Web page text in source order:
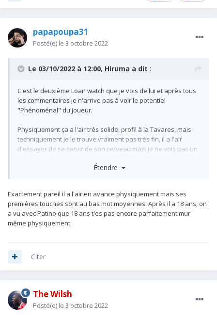
papapoupa31
Posté(e) le 3 octobre 2022
Le 03/10/2022 à 12:00, Hiruma a dit :
C'est le deuxième Loan watch que je vois de lui et après tous
les commentaires je n'arrive pas à voir le potentiel
"Phénoménal" du joueur.
Physiquement ça a l'air très solide, profil à la Tavares, mais
techniquement je le trouve vraiment pas très fin, il a l'air
d'essayer de se servir de son cerveau mais je ne vois pas un
remplacement de Cédric mais difficilement plus haut
Étendre
Exactement pareil il a l'air en avance physiquement mais ses
premières touches sont au bas mot moyennes. Après il a 18 ans, on
a vu avec Patino que 18 ans t'es pas encore parfaitement mur
même physiquement.
Citer
The Wilsh
Posté(e) le 3 octobre 2022